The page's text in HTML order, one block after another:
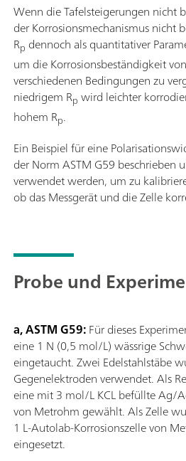
Wenn die Tafelsteigerungen nicht
der Korrosionsmechanismus nicht
Rp dennoch als quantitativer
um die Korrosionsbeständigkeit
verschiedenen Bedingungen zu
niedrigem Rp wird leichter
hohem Rp.
Ein Beispiel für eine
der Norm ASTM G59 beschrieben
verwendet werden, um zu
ob das Messgerät und die Zelle
Probe und
a, ASTM G59:Für dieses
eine 1 N (0,5 mol/L) wässrige
eingetaucht. Zwei Edelstahlstäbe
Gegenelektroden verwendet. Als
eine mit 3 mol/L KCL befüllte Ag/
von Metrohm gewählt. Als Zelle
1 L-Autolab-Korrosionszelle von
eingesetzt.